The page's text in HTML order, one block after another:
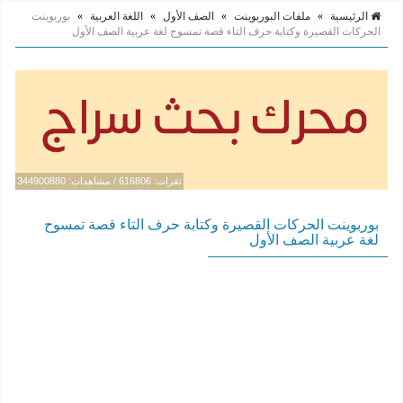
الرئيسية » ملفات البوربوينت » الصف الأول » اللغة العربية » بوربوينت
الحركات القصيرة وكتابة حرف التاء قصة تمسوح لغة عربية الصف الأول
نقرات: 616806 / مشاهدات: 344900880
بوربوينت الحركات القصيرة وكتابة حرف التاء قصة تمسوح
لغة عربية الصف الأول